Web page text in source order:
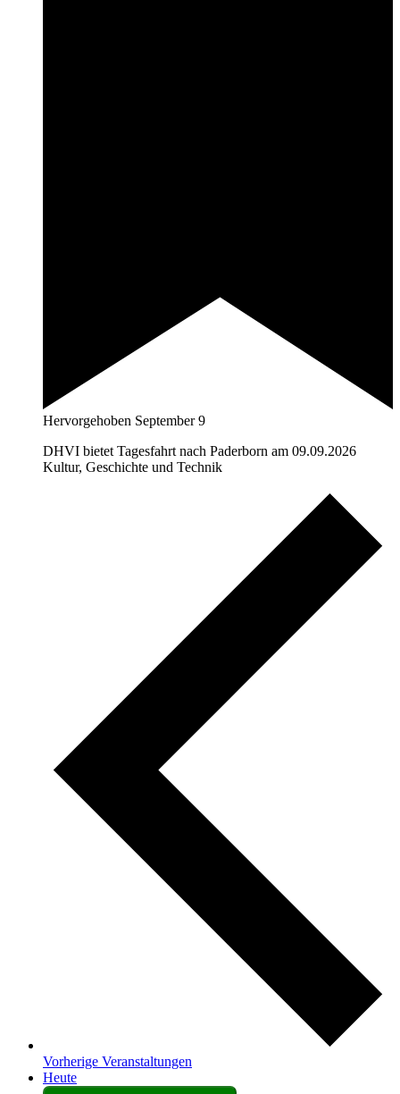
Hervorgehoben September 9
DHVI bietet Tagesfahrt nach Paderborn am 09.09.2026
Kultur, Geschichte und Technik
Vorherige Veranstaltungen
Heute